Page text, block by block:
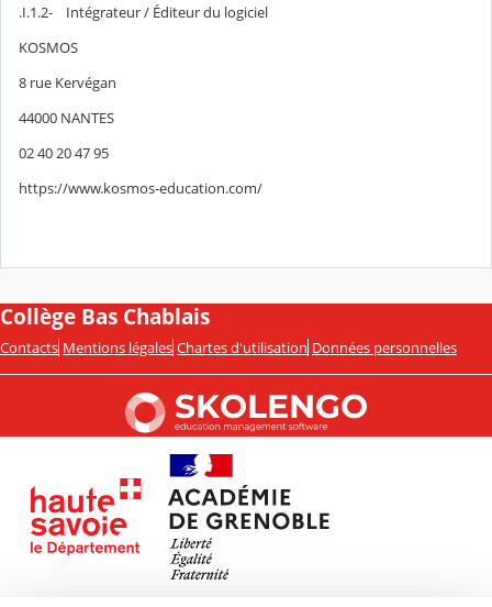
.I.1.2- Intégrateur / Éditeur du logiciel
KOSMOS
8 rue Kervégan
44000 NANTES
02 40 20 47 95
https://www.kosmos-education.com/
Collège Bas Chablais
Contacts Mentions légales Chartes d'utilisation Données personnelles